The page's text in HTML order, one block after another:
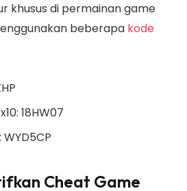
khusus di permainan game
beberapa kode
18HW07
Cheat Game